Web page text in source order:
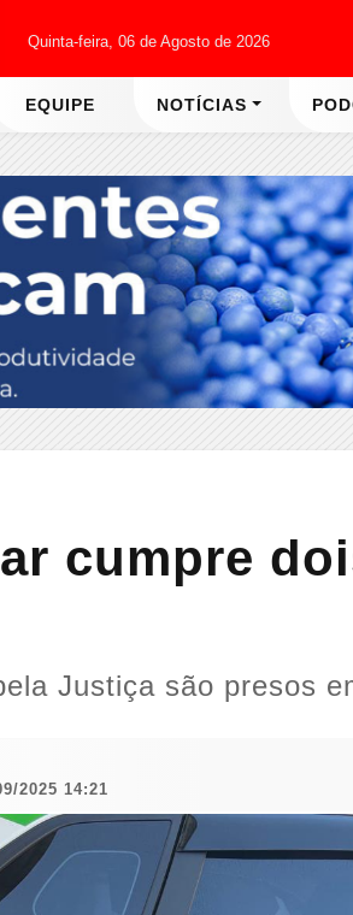
Quinta-feira, 06 de Agosto de 2026
EQUIPE NOTÍCIAS
cumpre
Justiça são presos
2025 14:21